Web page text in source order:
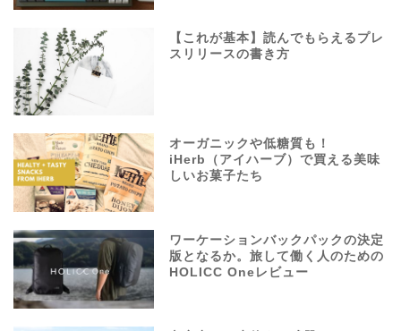
【これが基本】読んでもらえるプレ
スリリースの書き方
オーガニックや低糖質も！
iHerb（アイハーブ）で買える美味
しいお菓子たち
ワーケーションバックパックの決定
版となるか。旅して働く人のための
HOLICC Oneレビュー